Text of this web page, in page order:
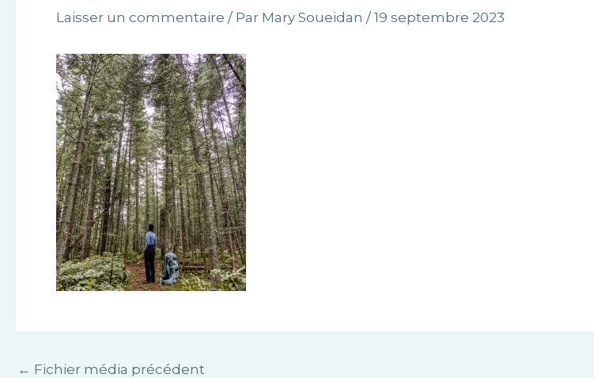
Laisser un commentaire / Par Mary Soueidan / 19 septembre 2023
← Fichier média précédent